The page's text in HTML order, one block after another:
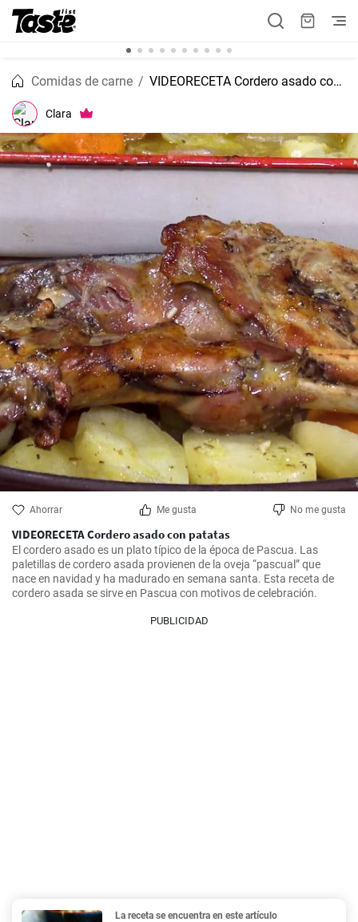
Comidas de carne VIDEORECETA Cordero asado con patatas
Clara
Ahorrar Me gusta No me gusta
VIDEORECETA Cordero asado con patatas
El cordero asado es un plato típico de la época de Pascua. Las
paletillas de cordero asada provienen de la oveja “pascual” que
nace en navidad y ha madurado en semana santa. Esta receta de
cordero asada se sirve en Pascua con motivos de celebración.
PUBLICIDAD
La receta se encuentra en este artículo